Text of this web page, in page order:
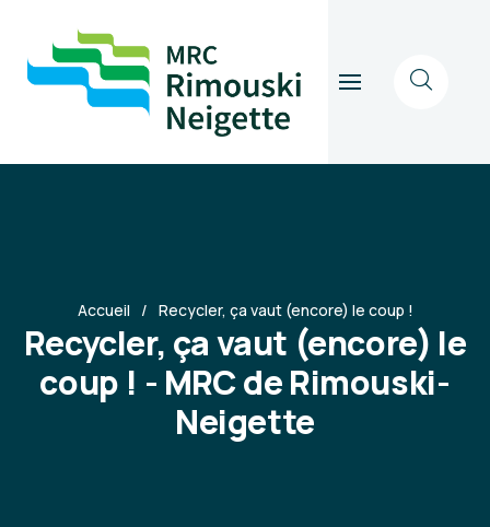
Accueil Recycler, ça vaut (encore) le coup !
Recycler, ça vaut (encore) le
coup ! - MRC de Rimouski-
Neigette